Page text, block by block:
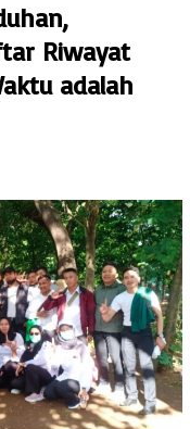
Riwayat
adalah